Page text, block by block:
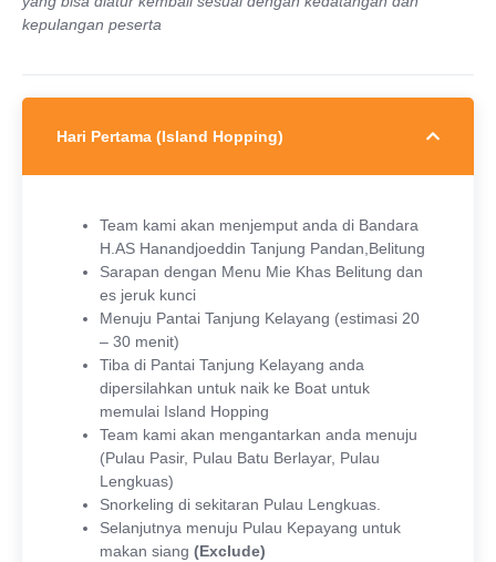
kepulangan peserta
Hari Pertama (Island Hopping)
Team kami akan menjemput anda di Bandara
H.AS Hanandjoeddin Tanjung Pandan,Belitung
Sarapan dengan Menu Mie Khas Belitung dan
es jeruk kunci
Menuju Pantai Tanjung Kelayang (estimasi 20
– 30 menit)
Tiba di Pantai Tanjung Kelayang anda
dipersilahkan untuk naik ke Boat untuk
memulai Island Hopping
Team kami akan mengantarkan anda menuju
(Pulau Pasir, Pulau Batu Berlayar, Pulau
Lengkuas)
Snorkeling di sekitaran Pulau Lengkuas.
Selanjutnya menuju Pulau Kepayang untuk
makan siang (Exclude)